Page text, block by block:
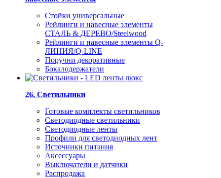
Стойки универсальные
Рейлинги и навесные элементы
СТАЛЬ & ДЕРЕВО/Steelwood
Рейлинги и навесные элементы Q-
ЛИНИЯ/Q-LINE
Поручни декоративные
Бокалодержатели
26. Светильники
Готовые комплекты светильников
Светодиодные светильники
Светодиодные ленты
Профили для светодиодных лент
Источники питания
Аксессуары
Выключатели и датчики
Распродажа